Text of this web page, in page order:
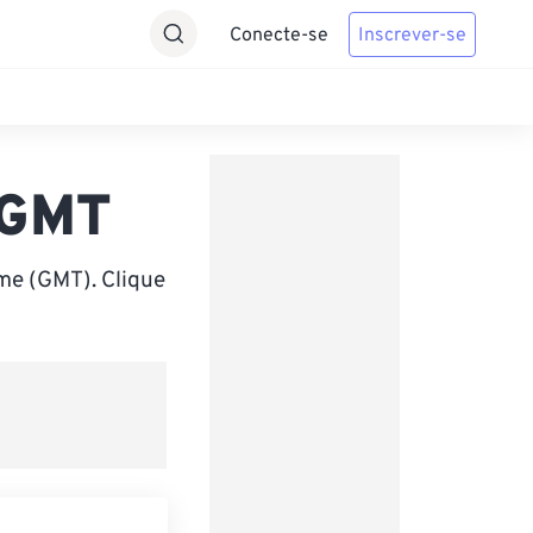
Conecte-se Inscrever-se
(GMT). Clique